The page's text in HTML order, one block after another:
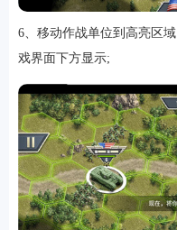
6、移动作战单位到高亮区
戏界面下方显示;